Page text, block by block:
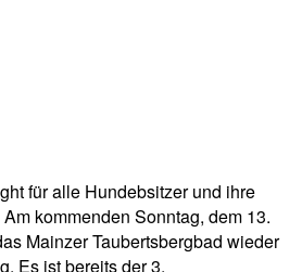
für alle Hundebsitzer und ihre
kommenden Sonntag, dem 13.
Mainzer Taubertsbergbad wieder
Es ist bereits der 3.